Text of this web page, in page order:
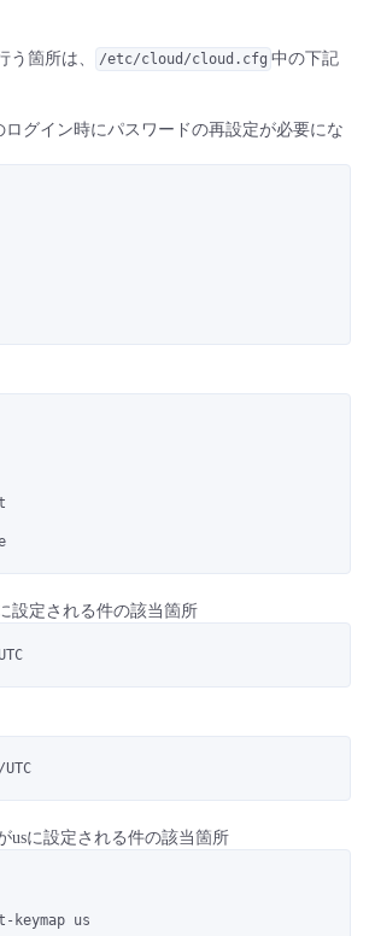
う箇所は、 /etc/cloud/cloud.cfg 中の下記
ログイン時にパスワードの再設定が必要にな
設定される件の該当箇所
usに設定される件の該当箇所
us